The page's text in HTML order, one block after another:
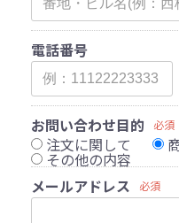
電話番号
お問い合わせ目的 必須
注文に関して
その他の内容
メールアドレス
必須